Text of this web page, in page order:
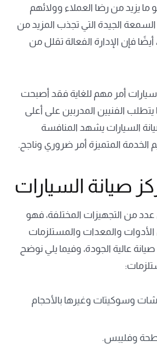
ما يزيد من رضا العملاء وولائهم
الجيدة التي تجذب المزيد من
أيضًا فإن الإدارة الفعالة تقلل من
سيارات أمر مهم للغاية فقد أصبحت
يتطلب الفنيين المدربين على أعلى
السيارات يشهد المنافسة
الخدمة المتميزة أمر ضروري وناجح.
صيانة السيارات
عدد من التجهيزات المختلفة، فهو
والمعدات والمستلزمات
عالية الجودة، وفيما يلي نوضح
وسوكيتات وغيرها بالأحجام
وفليبس.